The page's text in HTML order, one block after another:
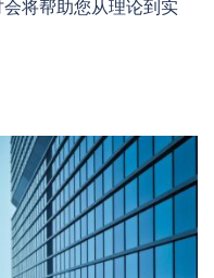
将帮助您从理论到实